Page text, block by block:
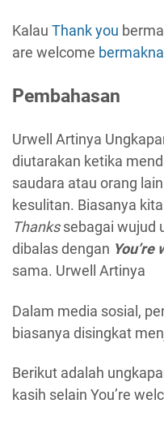
Kalau Thank you
are welcome bermakna
Pembahasan
Urwell Artinya
diutarakan ketika
saudara atau orang
kesulitan. Biasanya
Thankssebagai wujud
dibalas dengan You’re
sama. Urwell Artinya
Dalam media sosial,
biasanya disingkat
Berikut adalah
kasih selain You’re